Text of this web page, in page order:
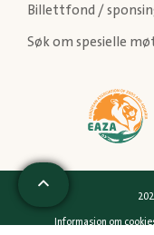
Billettfond /
Søk om spesielle
Informasjon om